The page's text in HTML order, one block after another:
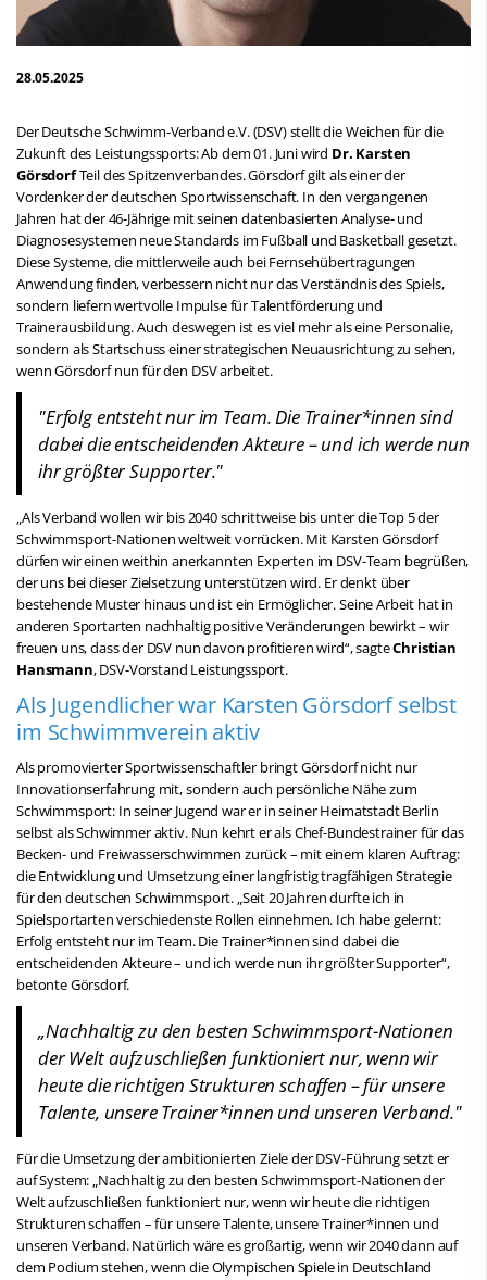
28.05.2025
Der Deutsche Schwimm-Verband e.V. (DSV) stellt die Weichen für die
Zukunft des Leistungssports: Ab dem 01. Juni wird Dr. Karsten
GörsdorfTeil des Spitzenverbandes. Görsdorf gilt als einer der
Vordenker der deutschen Sportwissenschaft. In den vergangenen
Jahren hat der 46-Jährige mit seinen datenbasierten Analyse- und
Diagnosesystemen neue Standards im Fußball und Basketball gesetzt.
Diese Systeme, die mittlerweile auch bei Fernsehübertragungen
Anwendung finden, verbessern nicht nur das Verständnis des Spiels,
sondern liefern wertvolle Impulse für Talentförderung und
Trainerausbildung. Auch deswegen ist es viel mehr als eine Personalie,
sondern als Startschuss einer strategischen Neuausrichtung zu sehen,
wenn Görsdorf nun für den DSV arbeitet.
"Erfolg entsteht nur im Team. Die Trainer*innen sind
dabei die entscheidenden Akteure – und ich werde nun
ihr größter Supporter."
„Als Verband wollen wir bis 2040 schrittweise bis unter die Top 5 der
Schwimmsport-Nationen weltweit vorrücken. Mit Karsten Görsdorf
dürfen wir einen weithin anerkannten Experten im DSV-Team begrüßen,
der uns bei dieser Zielsetzung unterstützen wird. Er denkt über
bestehende Muster hinaus und ist ein Ermöglicher. Seine Arbeit hat in
anderen Sportarten nachhaltig positive Veränderungen bewirkt – wir
freuen uns, dass der DSV nun davon profitieren wird“, sagteChristian
Hansmann, DSV-Vorstand Leistungssport.
Als Jugendlicher war Karsten Görsdorf selbst
im Schwimmverein aktiv
Als promovierter Sportwissenschaftler bringt Görsdorf nicht nur
Innovationserfahrung mit, sondern auch persönliche Nähe zum
Schwimmsport: In seiner Jugend war er in seiner Heimatstadt Berlin
selbst als Schwimmer aktiv. Nun kehrt er als Chef-Bundestrainer für das
Becken- und Freiwasserschwimmen zurück – mit einem klaren Auftrag:
die Entwicklung und Umsetzung einer langfristig tragfähigen Strategie
für den deutschen Schwimmsport. „Seit 20 Jahren durfte ich in
Spielsportarten verschiedenste Rollen einnehmen. Ich habe gelernt:
Erfolg entsteht nur im Team. Die Trainer*innen sind dabei die
entscheidenden Akteure – und ich werde nun ihr größter Supporter“,
betonte Görsdorf.
„Nachhaltig zu den besten Schwimmsport-Nationen
der Welt aufzuschließen funktioniert nur, wenn wir
heute die richtigen Strukturen schaffen – für unsere
Talente, unsere Trainer*innen und unseren Verband."
Für die Umsetzung der ambitionierten Ziele der DSV-Führung setzt er
auf System: „Nachhaltig zu den besten Schwimmsport-Nationen der
Welt aufzuschließen funktioniert nur, wenn wir heute die richtigen
Strukturen schaffen – für unsere Talente, unsere Trainer*innen und
unseren Verband. Natürlich wäre es großartig, wenn wir 2040 dann auf
dem Podium stehen, wenn die Olympischen Spiele in Deutschland